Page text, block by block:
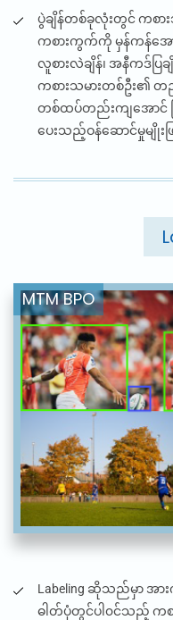
ပွဲချိန်တစ်ခုလုံးတွင် ကစာ
ကစားကွက်ကို မှန်ကန်အောင်အ
လူစားလဲချိန်၊ အနီကဒ်ပြခ
ကစားသမားတစ်ဦး၏ တ
တစ်ထပ်တည်းကျအောင်
ပေးသည့်ဝန်ဆောင်မှုမျိုး
Labeling ဆိုသည်မှာ အား
ဓါတ်ပုံတွင်ပါ၀င်သည့် ကစား